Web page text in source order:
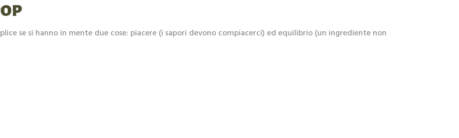
se si hanno in mente due cose: piacere (i sapori devono compiacerci) ed equilibrio (un ingrediente non